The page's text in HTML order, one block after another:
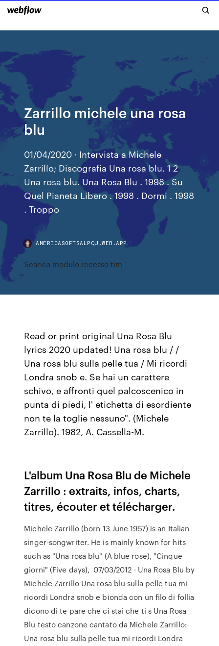
Zarrillo michele una rosa
blu
01/04/2020 · Intervista a Michele
Zarrillo; Discografia Una rosa blu. 1 2
Una rosa blu. Una Rosa Blu . 1998 . Su
Quel Pianeta Libero . 1998 . Dormi . 1998
. Troppo
AMERICASOFTSALPQJ.WEB.APP
Scarica modulo recesso tim
Read or print original Una Rosa Blu
lyrics 2020 updated! Una rosa blu / /
Una rosa blu sulla pelle tua / Mi ricordi
Londra snob e. Se hai un carattere
schivo, e affronti quel palcoscenico in
punta di piedi, l' etichetta di esordiente
non te la toglie nessuno". (Michele
Zarrillo). 1982, A. Cassella-M.
L'album Una Rosa Blu de Michele
Zarrillo : extraits, infos, charts,
titres, écouter et télécharger.
Michele Zarrillo (born 13 June 1957) is an Italian
singer-songwriter. He is mainly known for hits
such as "Una rosa blu" (A blue rose), "Cinque
giorni" (Five days), 07/03/2012 · Una Rosa Blu by
Michele Zarrillo Una rosa blu sulla pelle tua mi
ricordi Londra snob e bionda con un filo di follia
dicono di te pare che ci stai che ti s Una Rosa
Blu testo canzone cantato da Michele Zarrillo:
Una rosa blu sulla pelle tua mi ricordi Londra